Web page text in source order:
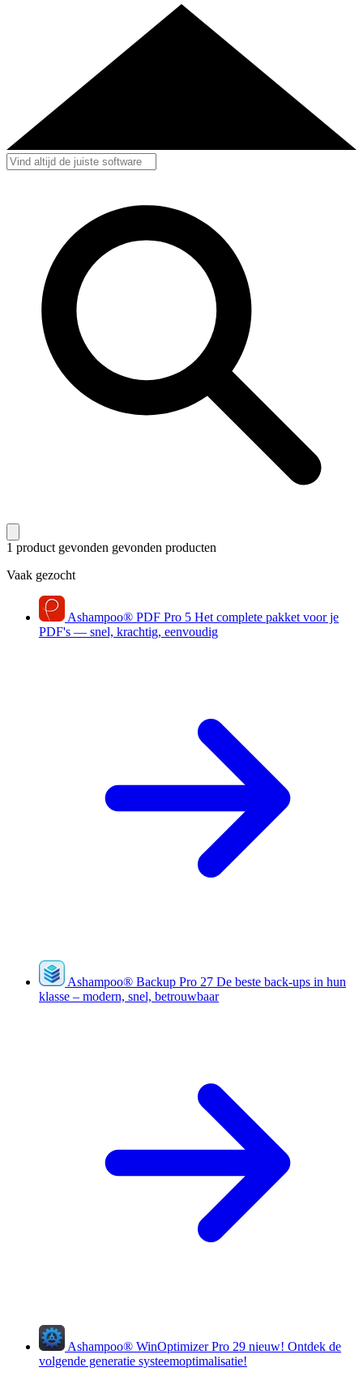
1 product gevonden gevonden producten
Vaak gezocht
Ashampoo® PDF Pro 5 Het complete pakket voor je
PDF's — snel, krachtig, eenvoudig
Ashampoo® Backup Pro 27 De beste back-ups in hun
klasse – modern, snel, betrouwbaar
Ashampoo® WinOptimizer Pro 29 nieuw! Ontdek de
volgende generatie systeemoptimalisatie!